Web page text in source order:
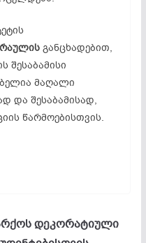
განცხადებით,
შესაბამისი
მაღალი
და შესაბამისად,
წარმოებისთვის.
დეკორატიული